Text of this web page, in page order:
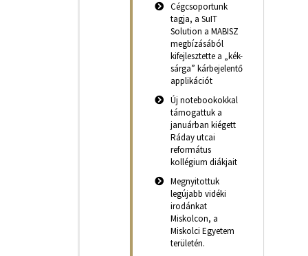
Cégcsoportunk
tagja, a SuIT
Solution a MABISZ
megbízásából
kifejlesztette a „kék-
sárga” kárbejelentő
applikációt
Új notebookokkal
támogattuk a
januárban kiégett
Ráday utcai
református
kollégium diákjait
Megnyitottuk
legújabb vidéki
irodánkat
Miskolcon, a
Miskolci Egyetem
területén.